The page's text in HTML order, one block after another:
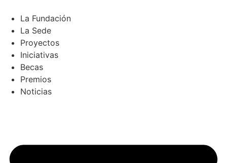
contenido
La Fundación
La Sede
Proyectos
Iniciativas
Becas
Premios
Noticias